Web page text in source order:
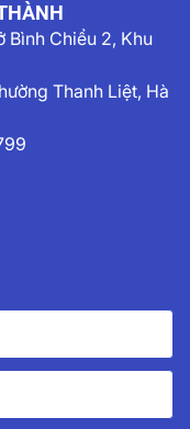
Bình Chiểu 2, Khu
Thanh Liệt, Hà